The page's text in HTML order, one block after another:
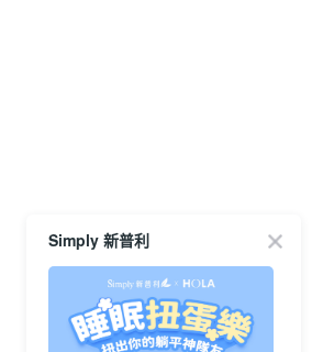
Simply 新普利